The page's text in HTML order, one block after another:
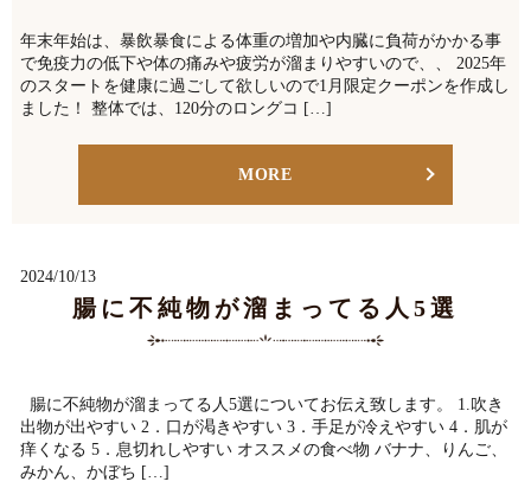
年末年始は、暴飲暴食による体重の増加や内臓に負荷がかかる事
で免疫力の低下や体の痛みや疲労が溜まりやすいので、、 2025年
のスタートを健康に過ごして欲しいので1月限定クーポンを作成し
ました！ 整体では、120分のロングコ […]
MORE
2024/10/13
腸に不純物が溜まってる人5選
腸に不純物が溜まってる人5選についてお伝え致します。 1.吹き
出物が出やすい 2．口が渇きやすい 3．手足が冷えやすい 4．肌が
痒くなる 5．息切れしやすい オススメの食べ物 バナナ、りんご、
みかん、かぼち […]